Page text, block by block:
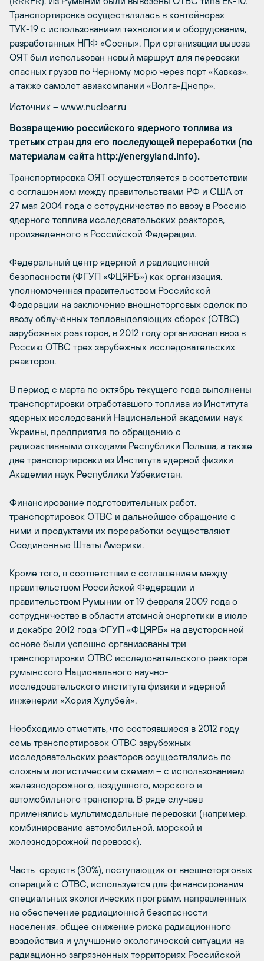
Транспортировка осуществлялась в контейнерах
ТУК-19 с использованием технологии и оборудования,
разработанных НПФ «Сосны». При организации вывоза
ОЯТ был использован новый маршрут для перевозки
опасных грузов по Черному морю через порт «Кавказ»,
а также самолет авиакомпании «Волга-Днепр».
Источник – www.nuclear.ru
Возвращению российского ядерного топлива из
третьих стран для его последующей переработки (по
материалам сайта http://energyland.info).
Транспортировка ОЯТ осуществляется в соответствии
с соглашением между правительствами РФ и США от
27 мая 2004 года о сотрудничестве по ввозу в Россию
ядерного топлива исследовательских реакторов,
произведенного в Российской Федерации.
Федеральный центр ядерной и радиационной
безопасности (ФГУП «ФЦЯРБ») как организация,
уполномоченная правительством Российской
Федерации на заключение внешнеторговых сделок по
ввозу облучённых тепловыделяющих сборок (ОТВС)
зарубежных реакторов, в 2012 году организовал ввоз в
Россию ОТВС трех зарубежных исследовательских
реакторов.
В период с марта по октябрь текущего года выполнены
транспортировки отработавшего топлива из Института
ядерных исследований Национальной академии наук
Украины, предприятия по обращению с
радиоактивными отходами Республики Польша, а также
две транспортировки из Института ядерной физики
Академии наук Республики Узбекистан.
Финансирование подготовительных работ,
транспортировок ОТВС и дальнейшее обращение с
ними и продуктами их переработки осуществляют
Соединенные Штаты Америки.
Кроме того, в соответствии с соглашением между
правительством Российской Федерации и
правительством Румынии от 19 февраля 2009 года о
сотрудничестве в области атомной энергетики в июле
и декабре 2012 года ФГУП «ФЦЯРБ» на двусторонней
основе были успешно организованы три
транспортировки ОТВС исследовательского реактора
румынского Национального научно-
исследовательского института физики и ядерной
инженерии «Хория Хулубей».
Необходимо отметить, что состоявшиеся в 2012 году
семь транспортировок ОТВС зарубежных
исследовательских реакторов осуществлялись по
сложным логистическим схемам – с использованием
железнодорожного, воздушного, морского и
автомобильного транспорта. В ряде случаев
применялись мультимодальные перевозки (например,
комбинирование автомобильной, морской и
железнодорожной перевозок).
Часть средств (30%), поступающих от внешнеторговых
операций с ОТВС, используется для финансирования
специальных экологических программ, направленных
на обеспечение радиационной безопасности
населения, общее снижение риска радиационного
воздействия и улучшение экологической ситуации на
радиационно загрязненных территориях Российской